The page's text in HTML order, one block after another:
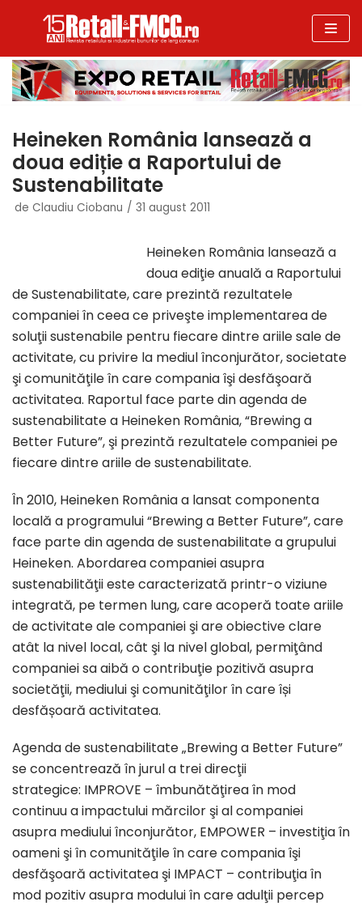
la
conținut
Heineken România lansează a
doua ediție a Raportului de
Sustenabilitate
de Claudiu Ciobanu 31 august 2011
Heineken România lansează a
doua ediţie anuală a Raportului
de Sustenabilitate, care prezintă rezultatele
companiei în ceea ce priveşte implementarea de
soluţii sustenabile pentru fiecare dintre ariile sale de
activitate, cu privire la mediul înconjurător, societate
şi comunităţile în care compania îşi desfăşoară
activitatea. Raportul face parte din agenda de
sustenabilitate a Heineken România, “Brewing a
Better Future”, şi prezintă rezultatele companiei pe
fiecare dintre ariile de sustenabilitate.
În 2010, Heineken România a lansat componenta
locală a programului “Brewing a Better Future”, care
face parte din agenda de sustenabilitate a grupului
Heineken. Abordarea companiei asupra
sustenabilităţii este caracterizată printr-o viziune
integrată, pe termen lung, care acoperă toate ariile
de activitate ale companiei şi are obiective clare
atât la nivel local, cât şi la nivel global, permiţând
companiei sa aibă o contribuţie pozitivă asupra
societăţii, mediului şi comunităţilor în care își
desfășoară activitatea.
Agenda de sustenabilitate „Brewing a Better Future”
se concentrează în jurul a trei direcţii
strategice: IMPROVE – îmbunătăţirea în mod
continuu a impactului mărcilor şi al companiei
asupra mediului înconjurător, EMPOWER – investiţia în
oameni şi în comunităţile în care compania îşi
desfăşoară activitatea şi IMPACT – contribuţia în
mod pozitiv asupra modului în care adulţii percep